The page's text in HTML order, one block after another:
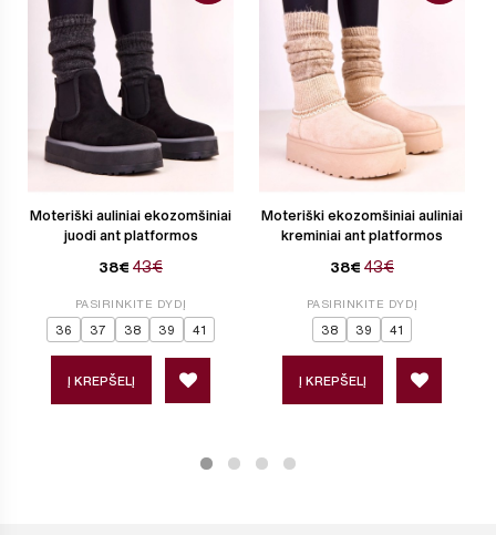
Moteriški auliniai ekozomšiniai
juodi ant platformos
38€ 43€
PASIRINKITE DYDĮ
36 37 38 39 41
Į KREPŠELĮ
Moteriški ekozomšiniai auliniai
kreminiai ant platformos
38€ 43€
PASIRINKITE DYDĮ
38 39 41
Į KREPŠELĮ